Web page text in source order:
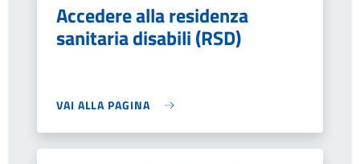
Accedere alla residenza
sanitaria disabili (RSD)
VAI ALLA PAGINA